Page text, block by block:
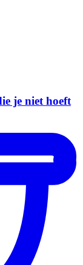
je niet hoeft